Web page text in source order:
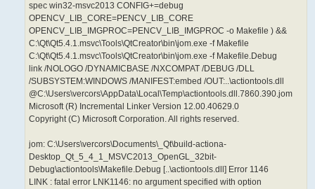
spec win32-msvc2013 CONFIG+=debug
OPENCV_LIB_CORE=PENCV_LIB_CORE
OPENCV_LIB_IMGPROC=PENCV_LIB_IMGPROC -o Makefile ) &&
C:\Qt\Qt5.4.1.msvc\Tools\QtCreator\bin\jom.exe -f Makefile
C:\Qt\Qt5.4.1.msvc\Tools\QtCreator\bin\jom.exe -f Makefile.Debug
link /NOLOGO /DYNAMICBASE /NXCOMPAT /DEBUG /DLL
/SUBSYSTEM:WINDOWS /MANIFEST:embed /OUT:..\actiontools.dll
@C:\Users\vercors\AppData\Local\Temp\actiontools.dll.7860.390.jom
Microsoft (R) Incremental Linker Version 12.00.40629.0
Copyright (C) Microsoft Corporation. All rights reserved.
jom: C:\Users\vercors\Documents\_Qt\build-actiona-
Desktop_Qt_5_4_1_MSVC2013_OpenGL_32bit-
Debug\actiontools\Makefile.Debug [..\actiontools.dll] Error 1146
LINK : fatal error LNK1146: no argument specified with option